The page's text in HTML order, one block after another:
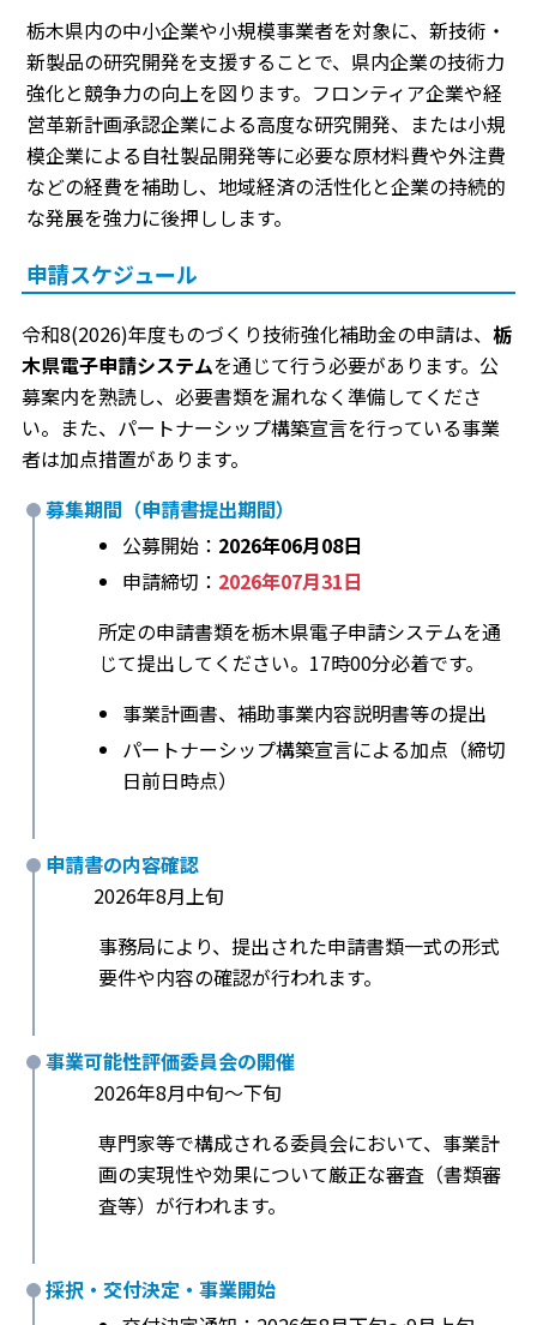
栃木県内の中小企業や小規模事業者を対象に、新技術・
新製品の研究開発を支援することで、県内企業の技術力
強化と競争力の向上を図ります。フロンティア企業や経
営革新計画承認企業による高度な研究開発、または小規
模企業による自社製品開発等に必要な原材料費や外注費
などの経費を補助し、地域経済の活性化と企業の持続的
な発展を強力に後押しします。
申請スケジュール
令和8(2026)年度ものづくり技術強化補助金の申請は、 栃
木県電子申請システムを通じて行う必要があります。公
募案内を熟読し、必要書類を漏れなく準備してくださ
い。また、パートナーシップ構築宣言を行っている事業
者は加点措置があります。
募集期間（申請書提出期間）
公募開始： 2026年06月08日
申請締切： 2026年07月31日
所定の申請書類を栃木県電子申請システムを通
じて提出してください。17時00分必着です。
事業計画書、補助事業内容説明書等の提出
パートナーシップ構築宣言による加点（締切
日前日時点）
申請書の内容確認
2026年8月上旬
事務局により、提出された申請書類一式の形式
要件や内容の確認が行われます。
事業可能性評価委員会の開催
2026年8月中旬〜下旬
専門家等で構成される委員会において、事業計
画の実現性や効果について厳正な審査（書類審
査等）が行われます。
採択・交付決定・事業開始